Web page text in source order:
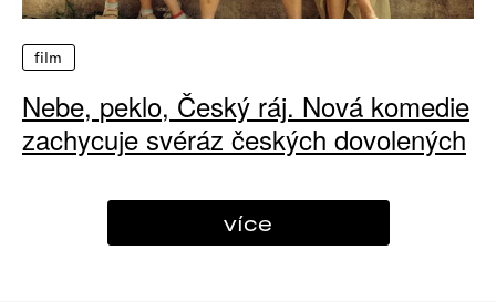
film
Nebe, peklo, Český ráj. Nová komedie
zachycuje svéráz českých dovolených
více